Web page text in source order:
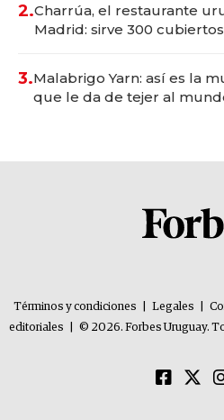
2.Charrúa, el restaurante
Madrid: sirve 300
3.Malabrigo Yarn: así es la
que le da de tejer al
Términos y condiciones Legales
editoriales
© 2026. Forbes Uruguay.